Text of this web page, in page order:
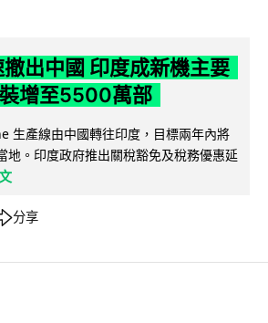
出中國 印度成新機主要
增至5500萬部
生產線由中國轉往印度，目標兩年內將
地。印度政府推出關稅豁免及稅務優惠延
分享